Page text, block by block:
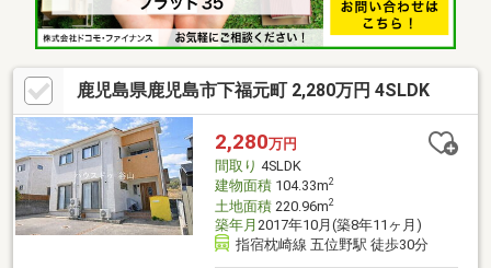
鹿児島県鹿児島市下福元町 2,280万円 4SLDK
2,280万円
間取り 4SLDK
建物面積104.33m2
土地面積220.96m2
築年月 2017年10月(築8年11ヶ月)
指宿枕崎線 五位野駅 徒歩30分